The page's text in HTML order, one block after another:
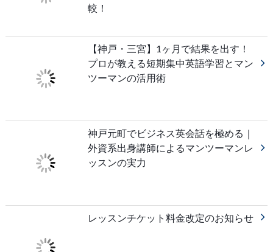
較！
【神戸・三宮】1ヶ月で結果を出す！
プロが教える短期集中英語学習とマン
ツーマンの活用術
神戸元町でビジネス英会話を極める｜
外資系出身講師によるマンツーマンレ
ッスンの実力
レッスンチケット料金改定のお知らせ